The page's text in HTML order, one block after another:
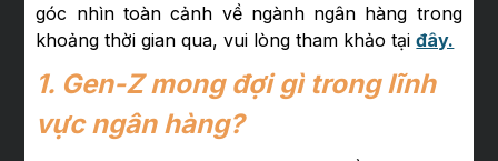
góc nhìn toàn cảnh về ngành ngân hàng trong
khoảng thời gian qua, vui lòng tham khảo tạiđây.
1. Gen-Z mong đợi gì trong lĩnh
vực ngân hàng?